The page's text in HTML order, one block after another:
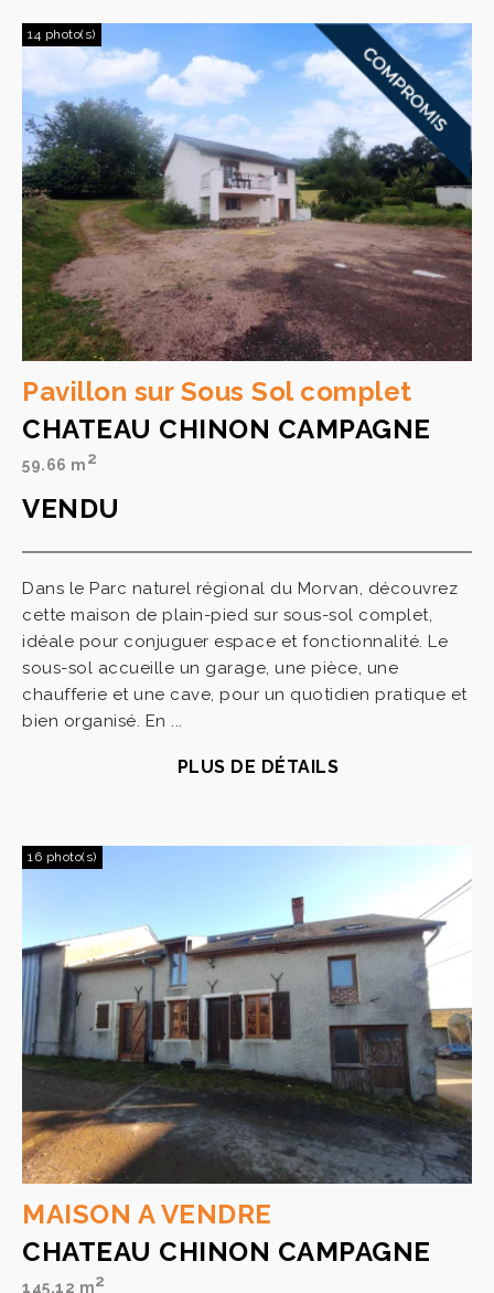
14 photo(s)
Pavillon sur Sous Sol complet
CHATEAU CHINON CAMPAGNE
59.66 m2
VENDU
Dans le Parc naturel régional du Morvan, découvrez
cette maison de plain-pied sur sous-sol complet,
idéale pour conjuguer espace et fonctionnalité. Le
sous-sol accueille un garage, une pièce, une
chaufferie et une cave, pour un quotidien pratique et
bien organisé. En ...
PLUS DE DÉTAILS
16 photo(s)
MAISON A VENDRE
CHATEAU CHINON CAMPAGNE
145.12 m2